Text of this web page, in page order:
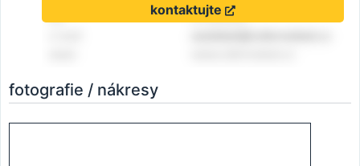
kontaktujte
fotografie / nákresy